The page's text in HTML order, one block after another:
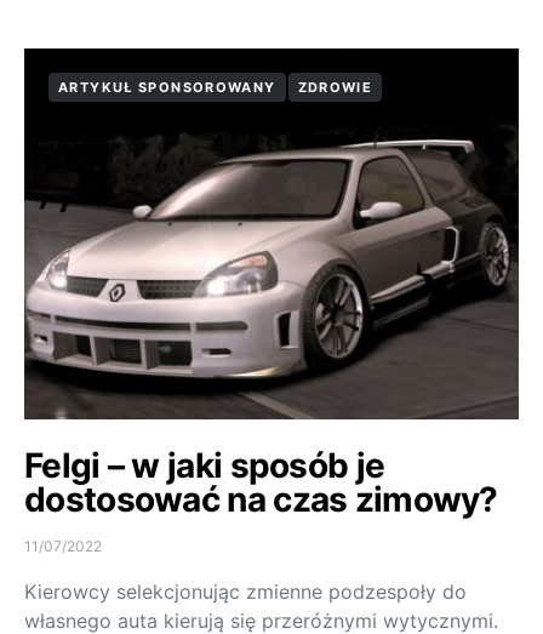
ARTYKUŁ SPONSOROWANY ZDROWIE
Felgi – w jaki sposób je
dostosować na czas zimowy?
11/07/2022
Kierowcy selekcjonując zmienne podzespoły do
własnego auta kierują się przeróżnymi wytycznymi.